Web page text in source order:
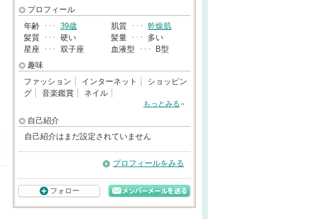
プロフィール
年齢 ･･･ 39歳 肌質 ･･･ 乾燥肌
髪質 ･･･ 硬い 髪量 ･･･
多い
星座 ･･･ 双子座 血液型 ･･･
B型
趣味
ファッション
インターネット
ショッピン
グ
音楽鑑賞 ネイル
もっとみる
自己紹介
自己紹介はまだ設定されていません
プロフィールをみる
フォロー